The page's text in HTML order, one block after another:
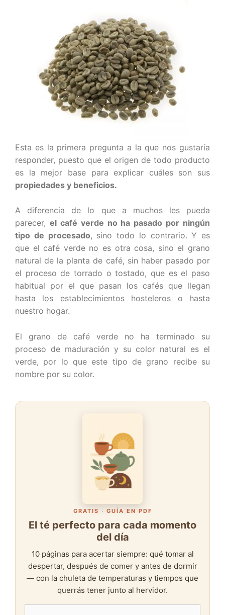
Esta es la primera pregunta a la que nos gustaría
responder, puesto que el origen de todo producto
es la mejor base para explicar cuáles son sus
propiedades y beneficios.
A diferencia de lo que a muchos les pueda
parecer, el café verde no ha pasado por ningún
tipo de procesado, sino todo lo contrario. Y es
que el café verde no es otra cosa, sino el grano
natural de la planta de café, sin haber pasado por
el proceso de torrado o tostado, que es el paso
habitual por el que pasan los cafés que llegan
hasta los establecimientos hosteleros o hasta
nuestro hogar.
El grano de café verde no ha terminado su
proceso de maduración y su color natural es el
verde, por lo que este tipo de grano recibe su
nombre por su color.
GRATIS · GUÍA EN PDF
El té perfecto para cada momento
del día
10 páginas para acertar siempre: qué tomar al
despertar, después de comer y antes de dormir
— con la chuleta de temperaturas y tiempos que
querrás tener junto al hervidor.